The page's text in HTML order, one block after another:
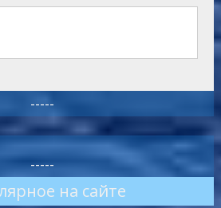
-----
-----
на сайте